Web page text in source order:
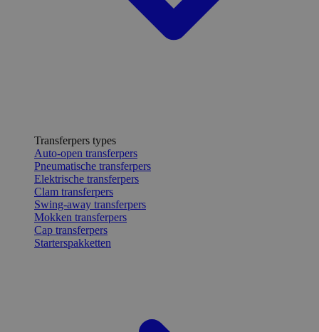
Transferpers types
Auto-open transferpers
Pneumatische transferpers
Elektrische transferpers
Clam transferpers
Swing-away transferpers
Mokken transferpers
Cap transferpers
Starterspakketten